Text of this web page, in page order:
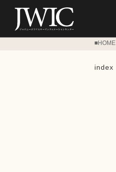
■HOME
index